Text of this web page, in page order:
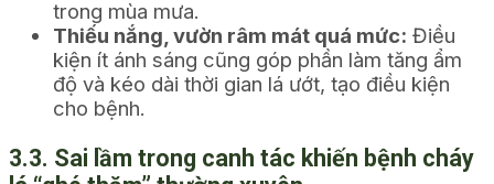
trong mùa mưa.
Thiếu nắng, vườn râm mát quá mức: Điều
kiện ít ánh sáng cũng góp phần làm tăng ẩm
độ và kéo dài thời gian lá ướt, tạo điều kiện
cho bệnh.
3.3. Sai lầm trong canh tác khiến bệnh cháy